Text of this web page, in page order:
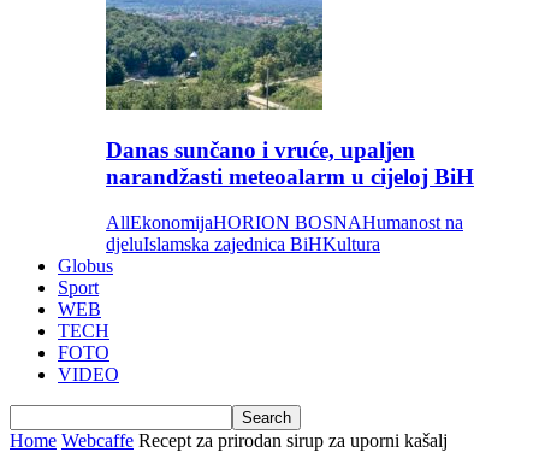
Danas sunčano i vruće, upaljen
narandžasti meteoalarm u cijeloj BiH
AllEkonomijaHORION BOSNAHumanost na
djeluIslamska zajednica BiHKultura
Globus
Sport
WEB
TECH
FOTO
VIDEO
Home Webcaffe Recept za prirodan sirup za uporni kašalj